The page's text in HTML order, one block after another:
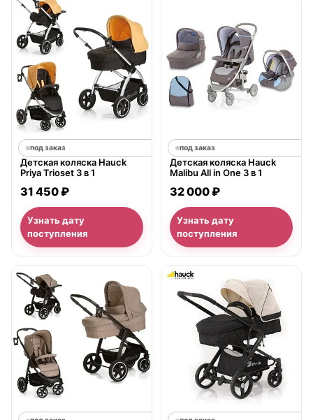
под заказ
Детская коляска Hauck
Priya Trioset 3 в 1
31 450 ₽
Узнать дату
поступления
под заказ
Детская коляска Hauck
Malibu All in One 3 в 1
32 000 ₽
Узнать дату
поступления